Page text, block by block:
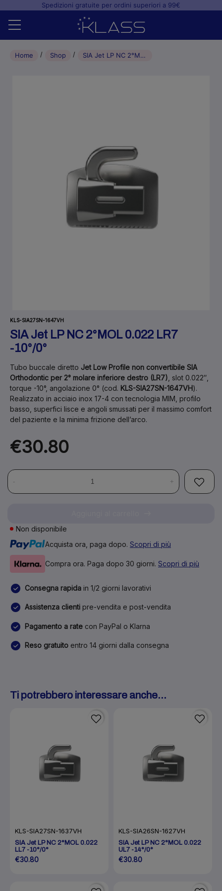
Spedizioni gratuite per ordini superiori a 99€
HomeHome Shop SIA Jet LP NC 2°MOL 0.022 LR7 -10°/0°
KLS-SIA27SN-1647VH
SIA Jet LP NC 2°MOL 0.022 LR7
-10°/0°
Tubo buccale diretto Jet Low Profile non convertibile SIA
Orthodontic per 2° molare inferiore destro (LR7) , slot 0.022″,
torque -10°, angolazione 0° (cod. KLS-SIA27SN-1647VH).
Realizzato in acciaio inox 17-4 con tecnologia MIM, profilo
basso, superfici lisce e angoli smussati per il massimo comfort
del paziente e la minima frizione dell’arco.
€30.80
- +
Non disponibile
Acquista ora, paga dopo. Scopri di più
Compra ora. Paga dopo 30 giorni. Scopri di più
Consegna rapida in 1/2 giorni lavorativi
Assistenza clienti pre-vendita e post-vendita
Pagamento a rate con PayPal o Klarna
Reso gratuito entro 14 giorni dalla consegna
Ti potrebbero interessare anche...
KLS-SIA27SN-1637VH
SIA Jet LP NC 2°MOL 0.022
LL7 -10°/0°
€30.80
KLS-SIA26SN-1627VH
SIA Jet LP NC 2°MOL 0.022
UL7 -14°/0°
€30.80